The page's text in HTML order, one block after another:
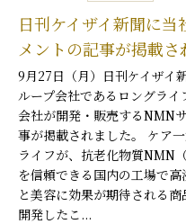
日刊ケイザイ新聞に当
メントの記事が掲載さ
9月27日（月）日刊ケイザイ
ループ会社であるロングライ
会社が開発・販売するNMN
事が掲載されました。 ケア
ライフが、抗老化物質NMN
を信頼できる国内の工場で
と美容に効果が期待される
開発したこ...